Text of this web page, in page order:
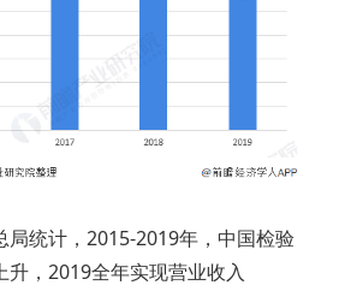
局统计，2015-2019年，中国检验
升，2019全年实现营业收入